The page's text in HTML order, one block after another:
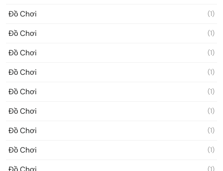
Đồ Chơi (1)
Đồ Chơi (1)
Đồ Chơi (1)
Đồ Chơi (1)
Đồ Chơi (1)
Đồ Chơi (1)
Đồ Chơi (1)
Đồ Chơi (1)
(1)